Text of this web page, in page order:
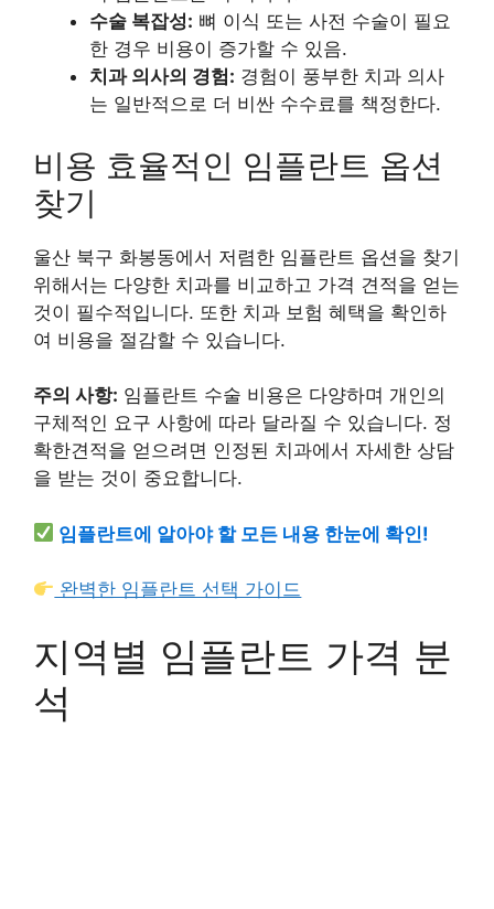
수술 복잡성: 뼈 이식 또는 사전 수술이 필요
한 경우 비용이 증가할 수 있음.
치과 의사의 경험: 경험이 풍부한 치과 의사
는 일반적으로 더 비싼 수수료를 책정한다.
비용 효율적인 임플란트 옵션
찾기
울산 북구 화봉동에서 저렴한 임플란트 옵션을 찾기
위해서는 다양한 치과를 비교하고 가격 견적을 얻는
것이 필수적입니다. 또한 치과 보험 혜택을 확인하
여 비용을 절감할 수 있습니다.
주의 사항: 임플란트 수술 비용은 다양하며 개인의
구체적인 요구 사항에 따라 달라질 수 있습니다. 정
확한견적을 얻으려면 인정된 치과에서 자세한 상담
을 받는 것이 중요합니다.
임플란트에 알아야 할 모든 내용 한눈에 확인!
완벽한 임플란트 선택 가이드
지역별 임플란트 가격 분
석